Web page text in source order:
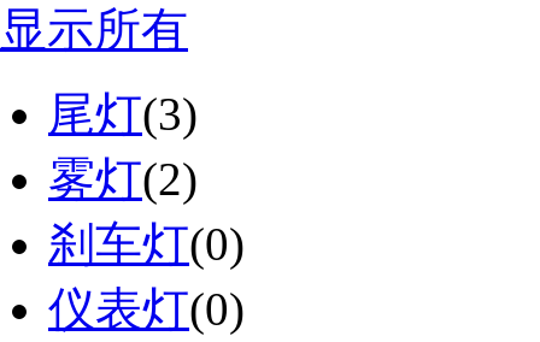
显示所有
尾灯(3)
雾灯(2)
刹车灯(0)
仪表灯(0)